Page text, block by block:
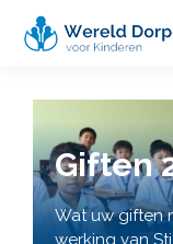
Giften
Wat uw giften